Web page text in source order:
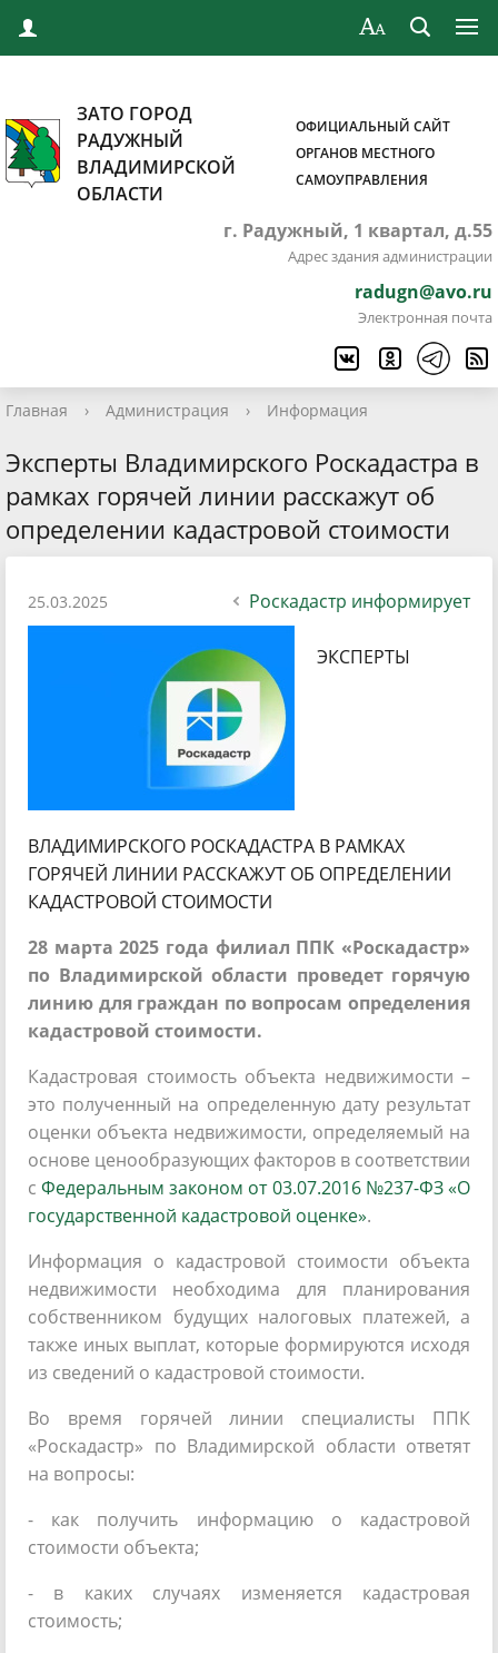
ЗАТО ГОРОД
РАДУЖНЫЙ
ВЛАДИМИРСКОЙ
ОБЛАСТИ
ОФИЦИАЛЬНЫЙ САЙТ
ОРГАНОВ МЕСТНОГО
САМОУПРАВЛЕНИЯ
г. Радужный, 1 квартал, д.55
Адрес здания администрации
radugn@avo.ru
Электронная почта
Главная › Администрация › Информация
Эксперты Владимирского Роскадастра в
рамках горячей линии расскажут об
определении кадастровой стоимости
25.03.2025 Роскадастр информирует
ЭКСПЕРТЫ
ВЛАДИМИРСКОГО РОСКАДАСТРА В РАМКАХ
ГОРЯЧЕЙ ЛИНИИ РАССКАЖУТ ОБ ОПРЕДЕЛЕНИИ
КАДАСТРОВОЙ СТОИМОСТИ
28 марта 2025 года филиал ППК «Роскадастр»
по Владимирской области проведет горячую
линию для граждан по вопросам определения
кадастровой стоимости.
Кадастровая стоимость объекта недвижимости –
это полученный на определенную дату результат
оценки объекта недвижимости, определяемый на
основе ценообразующих факторов в соответствии
сФедеральным законом от 03.07.2016 №237-ФЗ «О
государственной кадастровой оценке».
Информация о кадастровой стоимости объекта
недвижимости необходима для планирования
собственником будущих налоговых платежей, а
также иных выплат, которые формируются исходя
из сведений о кадастровой стоимости.
Во время горячей линии специалисты ППК
«Роскадастр» по Владимирской области ответят
на вопросы:
- как получить информацию о кадастровой
стоимости объекта;
- в каких случаях изменяется кадастровая
стоимость;